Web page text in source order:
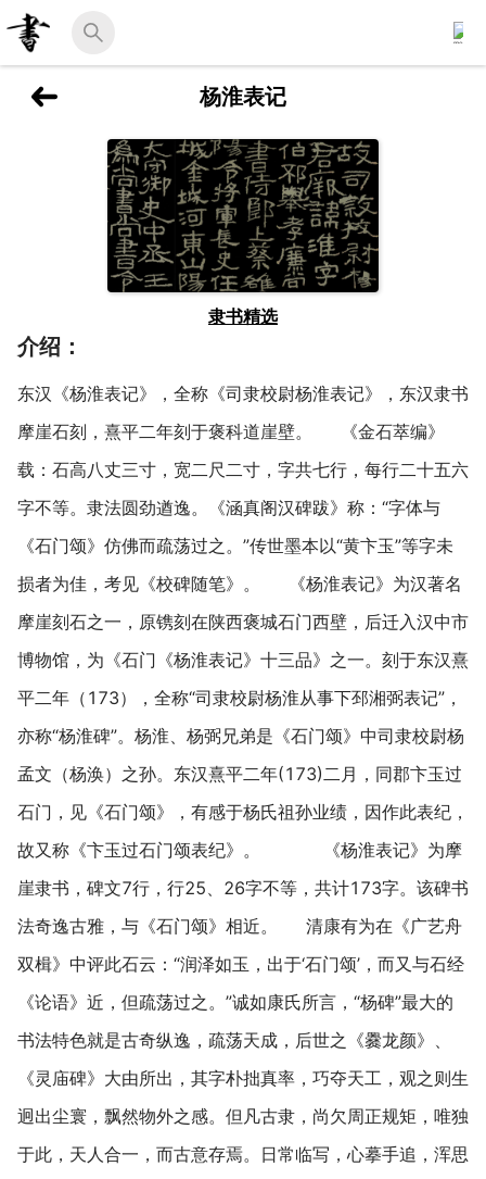
杨淮表记
隶书精选
介绍：
东汉《杨淮表记》，全称《司隶校尉杨淮表记》，东汉隶书
摩崖石刻，熹平二年刻于褒科道崖壁。 《金石萃编》
载：石高八丈三寸，宽二尺二寸，字共七行，每行二十五六
字不等。隶法圆劲遒逸。《涵真阁汉碑跋》称：“字体与
《石门颂》仿佛而疏荡过之。”传世墨本以“黄卞玉”等字未
损者为佳，考见《校碑随笔》。 《杨淮表记》为汉著名
摩崖刻石之一，原镌刻在陕西褒城石门西壁，后迁入汉中市
博物馆，为《石门《杨淮表记》十三品》之一。刻于东汉熹
平二年（173），全称“司隶校尉杨淮从事下邳湘弼表记”，
亦称“杨淮碑”。杨淮、杨弼兄弟是《石门颂》中司隶校尉杨
孟文（杨涣）之孙。东汉熹平二年(173)二月，同郡卞玉过
石门，见《石门颂》，有感于杨氏祖孙业绩，因作此表纪，
故又称《卞玉过石门颂表纪》。 《杨淮表记》为摩
崖隶书，碑文7行，行25、26字不等，共计173字。该碑书
法奇逸古雅，与《石门颂》相近。 清康有为在《广艺舟
双楫》中评此石云：“润泽如玉，出于‘石门颂’，而又与石经
《论语》近，但疏荡过之。”诚如康氏所言，“杨碑”最大的
书法特色就是古奇纵逸，疏荡天成，后世之《爨龙颜》、
《灵庙碑》大由所出，其字朴拙真率，巧夺天工，观之则生
迥出尘寰，飘然物外之感。但凡古隶，尚欠周正规矩，唯独
于此，天人合一，而古意存焉。日常临写，心摹手追，浑思